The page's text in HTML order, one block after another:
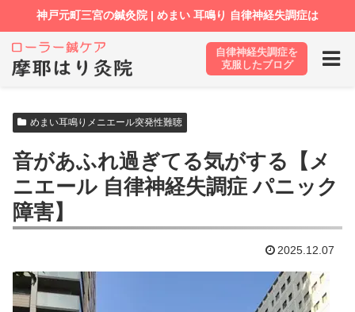
ホーム ブログ めまい耳鳴りメニエール突発性難聴
めまい耳鳴りメニエール突発性難聴
音があふれ過ぎてる気がする【メ
ニエール 自律神経失調症 パニック
障害】
2025.12.07
自律神経失調症を
克服したブログ